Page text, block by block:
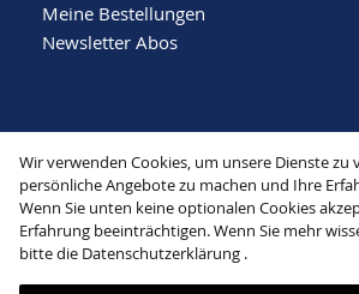
Wir verwenden Cookies, um unsere Dienste zu
persönliche Angebote zu machen und Ihre
Wenn Sie unten keine optionalen Cookies
Erfahrung beeinträchtigen. Wenn Sie mehr
bitte die Datenschutzerklärung .
Meine Bestellungen
Newsletter Abos
Social Media